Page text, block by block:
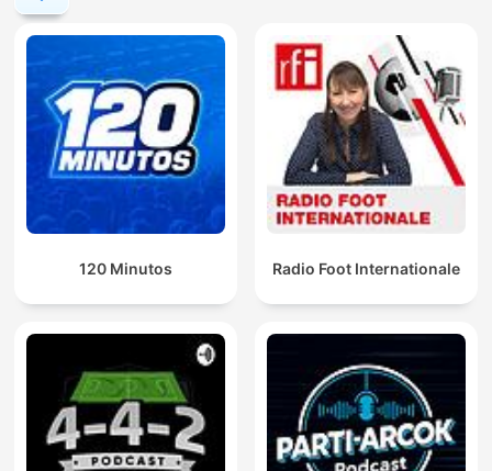
120 Minutos Radio Foot Internationale